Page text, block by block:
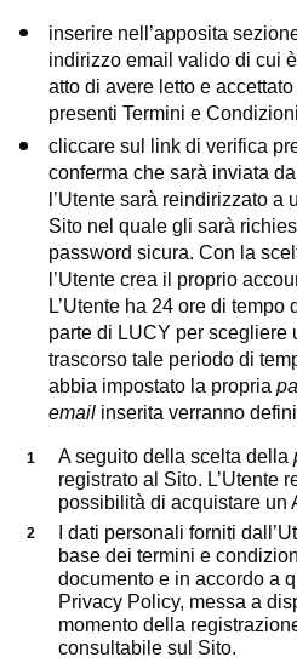
inserire nell’apposita
indirizzo email valido di cui
atto di avere letto e
presenti Termini e
cliccare sul link di verifica
conferma che sarà inviata
l’Utente sarà reindirizzato a
Sito nel quale gli sarà
password sicura. Con la
l’Utente crea il proprio
L’Utente ha 24 ore di tempo
parte di LUCY per scegliere
trascorso tale periodo di
abbia impostato la propria
email inserita verranno
A seguito della scelta della
registrato al Sito. L’Utente
possibilità di acquistare un
I dati personali forniti
base dei termini e
documento e in accordo a
Privacy Policy, messa a
momento della
consultabile sul Sito.